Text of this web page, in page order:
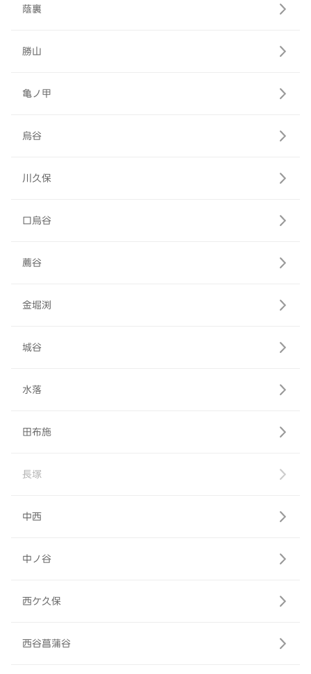
蔭裏
勝山
亀ノ甲
烏谷
川久保
口烏谷
薦谷
金堀渕
城谷
水落
田布施
長塚
中西
中ノ谷
西ケ久保
西谷菖蒲谷